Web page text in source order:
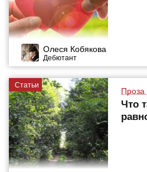
Олеся Кобякова
Дебютант
Статьи
Проза
Что